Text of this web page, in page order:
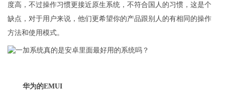
度高，不过操作习惯更接近原生系统，不符合国人的习惯，这是个
缺点，对于用户来说，他们更希望你的产品跟别人的有相同的操作
方法和使用模式。
华为的EMUI